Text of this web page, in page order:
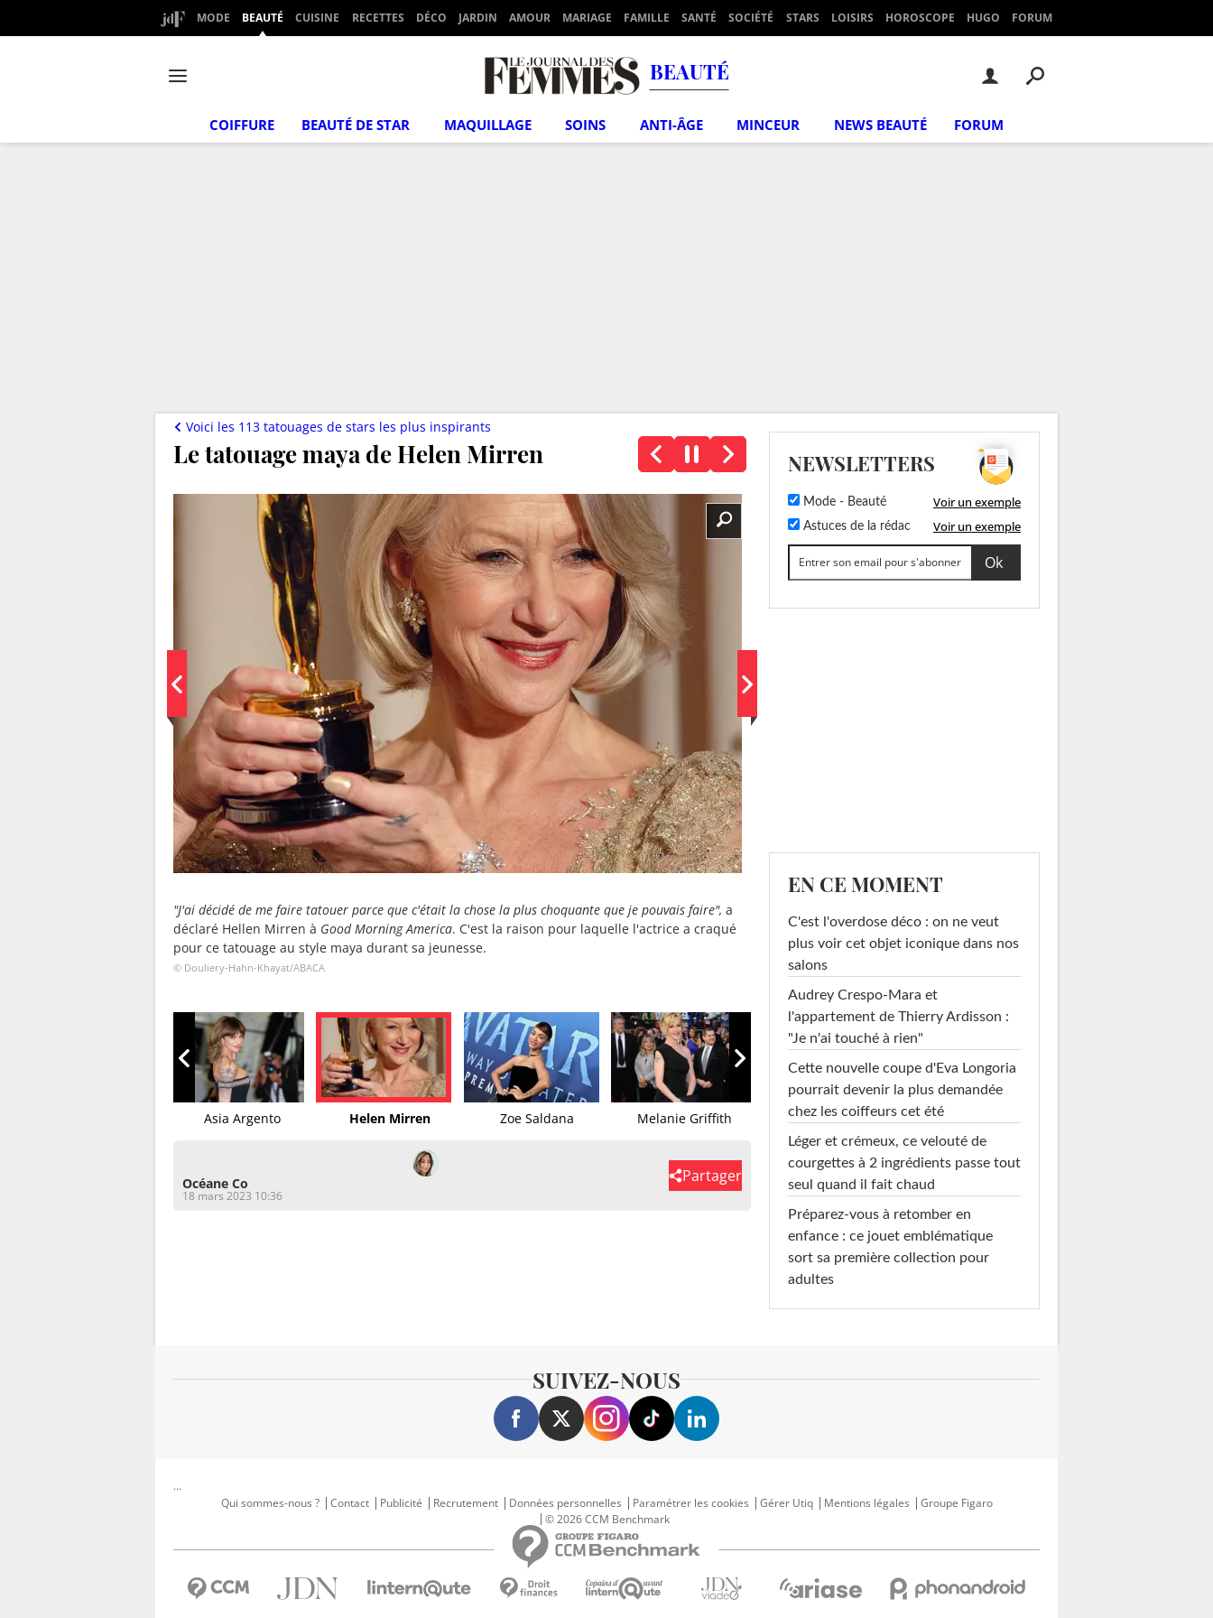
MODE BEAUTÉ CUISINE RECETTES DÉCO JARDIN AMOUR MARIAGE FAMILLE SANTÉ SOCIÉTÉ STARS LOISIRS HOROSCOPE HUGO FORUM
BEAUTÉ
COIFFURE BEAUTÉ DE STAR MAQUILLAGE SOINS ANTI-ÂGE MINCEUR NEWS BEAUTÉ FORUM
Le tatouage maya de Helen Mirren
Voici les 113 tatouages de stars les plus inspirants
"J'ai décidé de me faire tatouer parce que c'était la chose la plus choquante que je pouvais faire", a
déclaré Hellen Mirren à Good Morning America. C'est la raison pour laquelle l'actrice a craqué
pour ce tatouage au style maya durant sa jeunesse.
© Douliery-Hahn-Khayat/ABACA
Asia Argento Helen Mirren Zoe Saldana Melanie Griffith Amel Bent Whoopi Goldberg
Océane Co
18 mars 2023 10:36
Partager
NEWSLETTERS
Mode - Beauté Voir un exemple
Astuces de la rédac Voir un exemple
EN CE MOMENT
C'est l'overdose déco : on ne veut
plus voir cet objet iconique dans nos
salons
Audrey Crespo-Mara et
l'appartement de Thierry Ardisson :
"Je n'ai touché à rien"
Cette nouvelle coupe d'Eva Longoria
pourrait devenir la plus demandée
chez les coiffeurs cet été
Léger et crémeux, ce velouté de
courgettes à 2 ingrédients passe tout
seul quand il fait chaud
Préparez-vous à retomber en
enfance : ce jouet emblématique
sort sa première collection pour
adultes
SUIVEZ-NOUS
...
Qui sommes-nous ?
Contact Publicité Recrutement Données personnelles Paramétrer les cookies Gérer Utiq Mentions légales
Groupe Figaro
© 2026 CCM Benchmark